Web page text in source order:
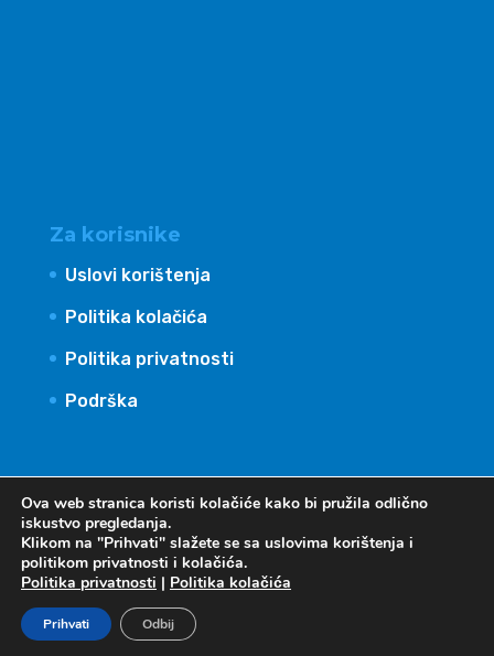
Za korisnike
Uslovi korištenja
Politika kolačića
Politika privatnosti
Podrška
Billans International BH sva prava zadržava -
Development by.
Ova web stranica koristi kolačiće kako bi pružila odlično
iskustvo pregledanja.
Klikom na "Prihvati" slažete se sa uslovima korištenja i
politikom privatnosti i kolačića.
Politika privatnosti | Politika kolačića
Prihvati Odbij